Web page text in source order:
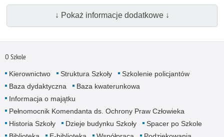
↓ Pokaż informacje dodatkowe ↓
O Szkole
Kierownictwo Struktura Szkoły
Szkolenie policjantów
Baza dydaktyczna
Baza kwaterunkowa
Informacja o majątku
Pełnomocnik Komendanta ds. Ochrony Praw Człowieka
Historia Szkoły
Dzieje budynku Szkoły
Spacer po Szkole